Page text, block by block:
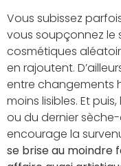
Vous subissez
vous soupçonnez le
cosmétiques
en rajoutent.
entre changements
moins lisibles. Et
ou du dernier
encourage la
se brise au moindre